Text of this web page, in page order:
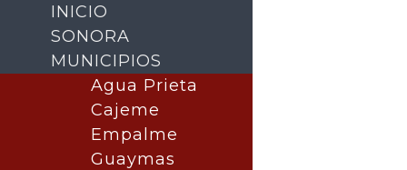
INICIO
SONORA
MUNICIPIOS
Agua Prieta
Cajeme
Empalme
Guaymas